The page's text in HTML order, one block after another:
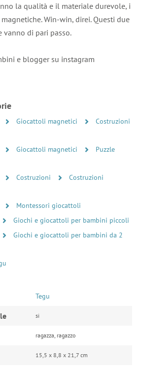
la qualità e il materiale durevole, i
Win-win, direi. Questi due
di pari passo.
e blogger su instagram
Giocattoli magnetici
Costruzioni
Giocattoli magnetici
Puzzle
Costruzioni
Costruzioni
Montessori giocattoli
Giochi e giocattoli per bambini piccoli
Giochi e giocattoli per bambini da 2
Tegu
si
ragazza, ragazzo
15,5 x 8,8 x 21,7 cm